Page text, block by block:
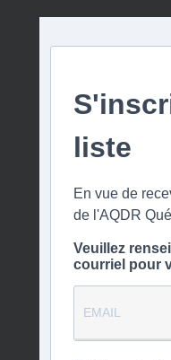
liste
En vue de
de l'AQDR
Veuillez
courriel pour